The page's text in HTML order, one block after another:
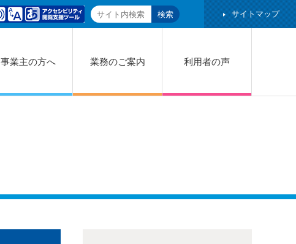
サイトマップ
事業主の方へ 業務のご案内 利用者の声